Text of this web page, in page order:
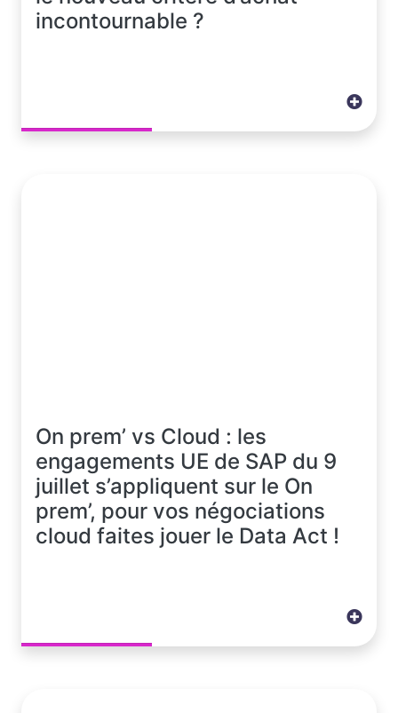
incontournable ?
On prem’ vs Cloud : les
engagements UE de SAP du 9
juillet s’appliquent sur le On
prem’, pour vos négociations
cloud faites jouer le Data Act !